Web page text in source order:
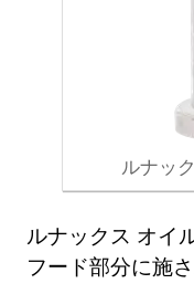
ルナッ
ルナックス オイ
フード部分に施